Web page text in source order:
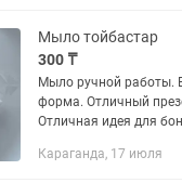
Мыло тойбастар
300 ₸
Мыло ручной работы.
форма. Отличный
Отличная идея для
Караганда, 17 июля